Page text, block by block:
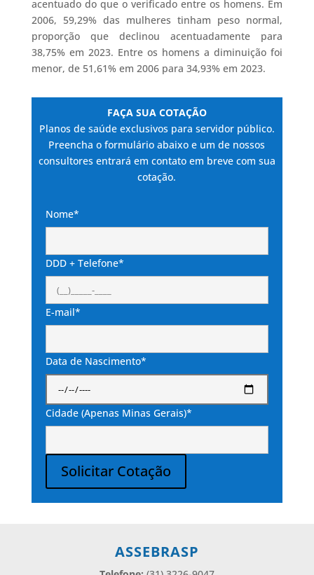
acentuado do que o verificado entre os homens. Em
2006, 59,29% das mulheres tinham peso normal,
proporção que declinou acentuadamente para
38,75% em 2023. Entre os homens a diminuição foi
menor, de 51,61% em 2006 para 34,93% em 2023.
FAÇA SUA COTAÇÃO
Planos de saúde exclusivos para servidor público.
Preencha o formulário abaixo e um de nossos
consultores entrará em contato em breve com sua
cotação.
Nome*
DDD + Telefone*
E-mail*
Data de Nascimento*
Cidade (Apenas Minas Gerais)*
Solicitar Cotação
ASSEBRASP